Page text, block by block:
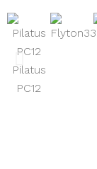
Pilatus
PC12